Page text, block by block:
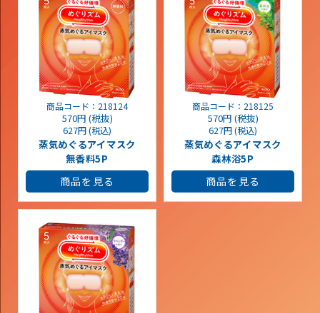
商品コード：218124
570円 (税抜)
627円 (税込)
蒸気めぐるアイマスク
無香料5P
商品コード：218125
570円 (税抜)
627円 (税込)
蒸気めぐるアイマスク
森林浴5P